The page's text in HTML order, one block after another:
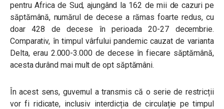
pentru Africa de Sud, ajungând la 162 de mii de cazuri pe
săptămână, numărul de decese a rămas foarte redus, cu
doar 428 de decese în perioada 20-27 decembrie.
Comparativ, în timpul vârfului pandemic cauzat de varianta
Delta, erau 2.000-3.000 de decese în fiecare săptămână,
acesta durând mai mult de opt săptămâni.
În acest sens, guvernul a transmis că o serie de restricții
vor fi ridicate, inclusiv interdicția de circulație pe timpul